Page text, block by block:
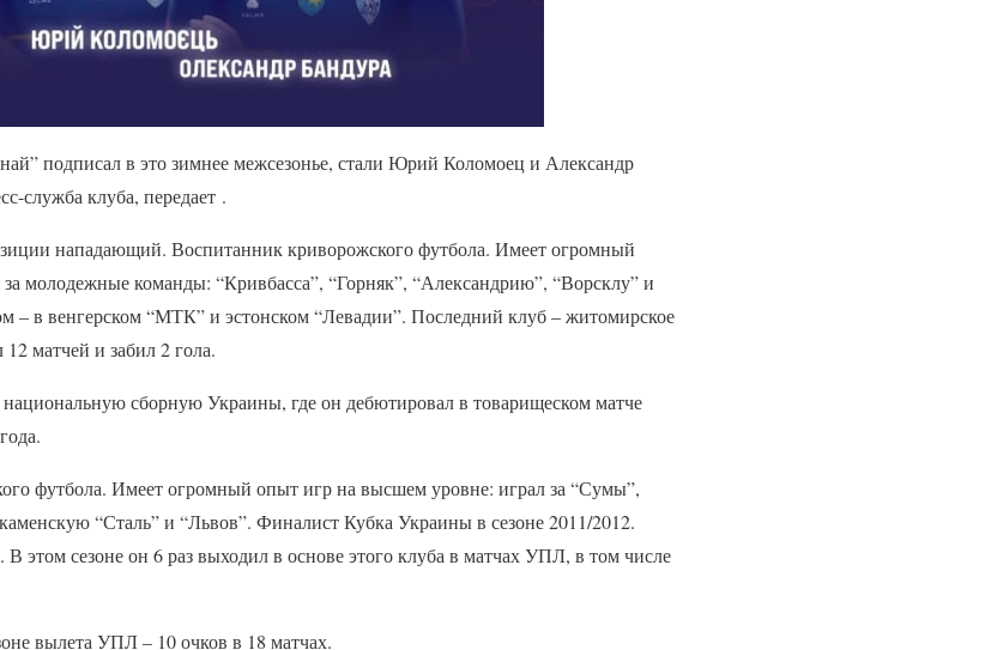
подписал в это зимнее межсезонье, стали Юрий Коломоец и Александр
служба клуба, передает .
нападающий. Воспитанник криворожского футбола. Имеет огромный
молодежные команды: “Кривбасса”, “Горняк”, “Александрию”, “Ворсклу” и
– в венгерском “МТК” и эстонском “Левадии”. Последний клуб – житомирское
12 матчей и забил 2 гола.
сборную Украины, где он дебютировал в товарищеском матче
футбола. Имеет огромный опыт игр на высшем уровне: играл за “Сумы”,
“Сталь” и “Львов”. Финалист Кубка Украины в сезоне 2011/2012.
этом сезоне он 6 раз выходил в основе этого клуба в матчах УПЛ, в том числе
вылета УПЛ – 10 очков в 18 матчах.